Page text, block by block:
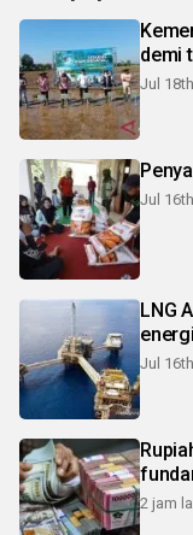
demi
Jul 18th
Jul 16th
LNG
Jul 16th
2 jam